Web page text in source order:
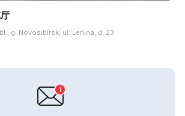
g. Novosibirsk, ul. Lenina, d. 23